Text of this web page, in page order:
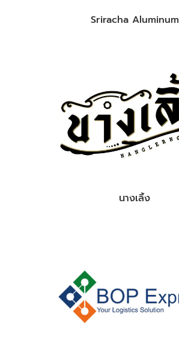
Sriracha Aluminum
นางเลิ้ง